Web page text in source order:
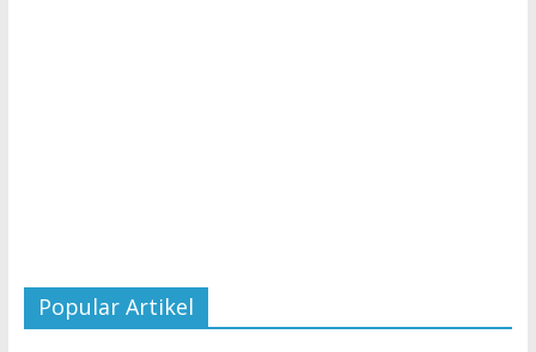
Popular Artikel